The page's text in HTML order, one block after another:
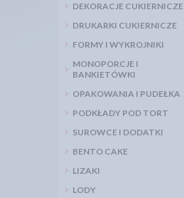
DEKORACJE CUKIERNICZE
DRUKARKI CUKIERNICZE
FORMY I WYKROJNIKI
MONOPORCJE I
BANKIETÓWKI
OPAKOWANIA I PUDEŁKA
PODKŁADY POD TORT
SUROWCE I DODATKI
BENTO CAKE
LIZAKI
LODY